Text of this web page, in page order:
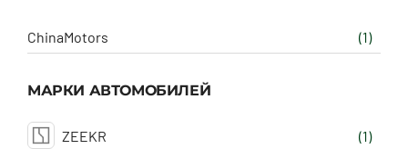
ChinaMotors (1)
МАРКИ АВТОМОБИЛЕЙ
ZEEKR (1)